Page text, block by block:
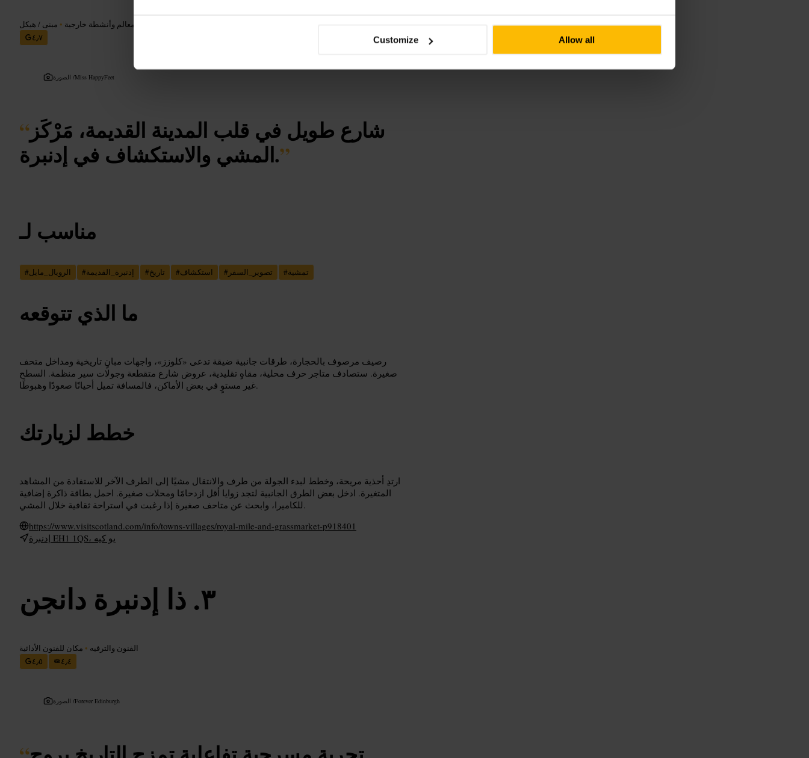
Customize Allow all
معالم وأنشطة خارجية • مبنى / هيكل
٤٫٧
الصورة /Miss HappyFeet
“شارع طويل في قلب المدينة القديمة، مَرْكَز
المشي والاستكشاف في إدنبرة.”
مناسب لـ
#الرويال_مايل #إدنبرة_القديمة #تاريخ #استكشاف # تصوير_السفر #تمشية
ما الذي تتوقعه
رصيف مرصوف بالحجارة، طرقات جانبية ضيقة تدعى «كلوزز»، واجهات مبانٍ تاريخية ومداخل متحف
صغيرة. ستصادف متاجر حرف محلية، مقاهٍ تقليدية، عروض شارع متقطعة وجولات سير منظمة. السطح
غير مستوٍ في بعض الأماكن، فالمسافة تميل أحيانًا صعودًا وهبوطًا.
خطط لزيارتك
ارتدِ أحذية مريحة، وخطط لبدء الجولة من طرف والانتقال مشيًا إلى الطرف الآخر للاستفادة من المشاهد
المتغيرة. ادخل بعض الطرق الجانبية لتجد زوايا أقل ازدحامًا ومحلات صغيرة. احمل بطاقة ذاكرة إضافية
للكاميرا، وابحث عن متاحف صغيرة إذا رغبت في استراحة ثقافية خلال المشي.
https://www.visitscotland.com/info/towns-villages/royal-mile-and-grassmarket-p918401
إدنبرة EH1 1QS، يو كيه
ذا إدنبرة دانجن
الفنون والترفيه • مكان للفنون الأدائية
٤٫٥
٤٫٤
الصورة /Forever Edinburgh